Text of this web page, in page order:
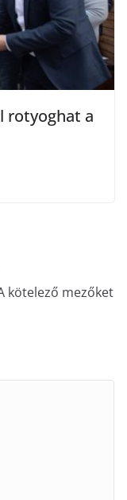
rotyoghat a
kötelező mezőket